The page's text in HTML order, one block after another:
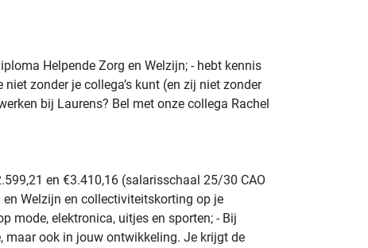
Helpende Zorg en Welzijn; - hebt kennis
zonder je collega’s kunt (en zij niet zonder
bij Laurens? Bel met onze collega Rachel
en €3.410,16 (salarisschaal 25/30 CAO
Welzijn en collectiviteitskorting op je
mode, elektronica, uitjes en sporten; - Bij
maar ook in jouw ontwikkeling. Je krijgt de